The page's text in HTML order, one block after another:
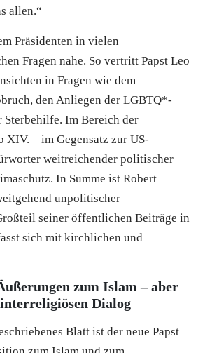
allen.“
Präsidenten in vielen
Fragen nahe. So vertritt Papst Leo
in Fragen wie dem
den Anliegen der LGBTQ*-
Sterbehilfe. Im Bereich der
– im Gegensatz zur US-
weitreichender politischer
In Summe ist Robert
unpolitischer
seiner öffentlichen Beiträge in
sich mit kirchlichen und
zum Islam – aber
Dialog
Blatt ist der neue Papst